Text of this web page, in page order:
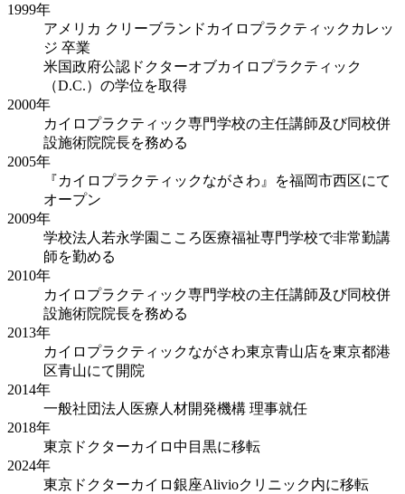
1999年
アメリカ クリーブランドカイロプラクティックカレッ
ジ 卒業
米国政府公認ドクターオブカイロプラクティック
（D.C.）の学位を取得
2000年
カイロプラクティック専門学校の主任講師及び同校併
設施術院院長を務める
2005年
『カイロプラクティックながさわ』を福岡市西区にて
オープン
2009年
学校法人若永学園こころ医療福祉専門学校で非常勤講
師を勤める
2010年
カイロプラクティック専門学校の主任講師及び同校併
設施術院院長を務める
2013年
カイロプラクティックながさわ東京青山店を東京都港
区青山にて開院
2014年
一般社団法人医療人材開発機構 理事就任
2018年
東京ドクターカイロ中目黒に移転
2024年
東京ドクターカイロ銀座Alivioクリニック内に移転